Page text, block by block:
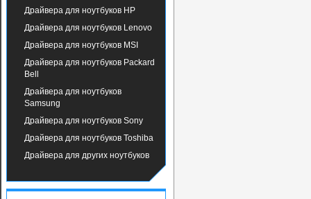
Драйвера для ноутбуков HP
Драйвера для ноутбуков Lenovo
Драйвера для ноутбуков MSI
Драйвера для ноутбуков Packard
Bell
Драйвера для ноутбуков
Samsung
Драйвера для ноутбуков Sony
Драйвера для ноутбуков Toshiba
Драйвера для других ноутбуков